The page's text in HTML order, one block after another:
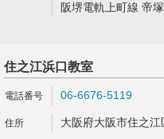
阪堺電軌上町線 帝
住之江浜口教室
06-6676-5119
大阪府大阪市住之